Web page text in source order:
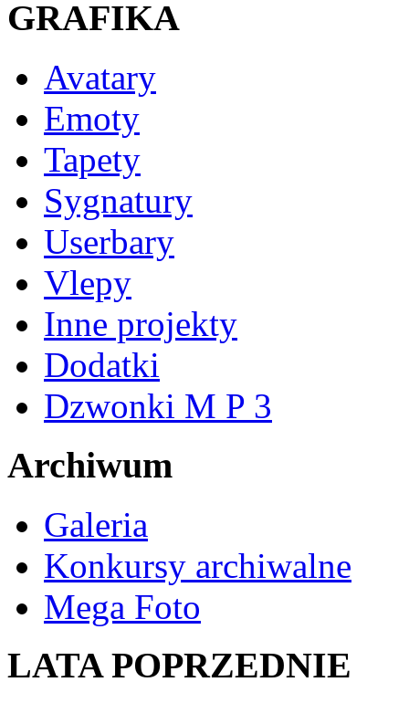
GRAFIKA
Avatary
Emoty
Tapety
Sygnatury
Userbary
Vlepy
Inne projekty
Dodatki
Dzwonki M P 3
Archiwum
Galeria
Konkursy archiwalne
Mega Foto
LATA POPRZEDNIE